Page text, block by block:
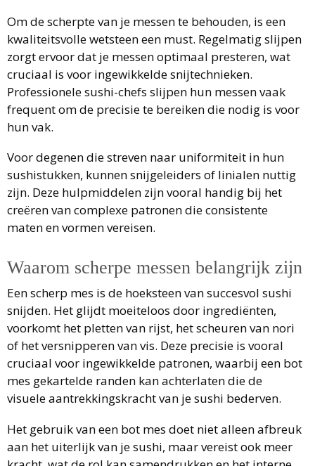
Om de scherpte van je messen te behouden, is een
kwaliteitsvolle wetsteen een must. Regelmatig slijpen
zorgt ervoor dat je messen optimaal presteren, wat
cruciaal is voor ingewikkelde snijtechnieken.
Professionele sushi-chefs slijpen hun messen vaak
frequent om de precisie te bereiken die nodig is voor
hun vak.
Voor degenen die streven naar uniformiteit in hun
sushistukken, kunnen snijgeleiders of linialen nuttig
zijn. Deze hulpmiddelen zijn vooral handig bij het
creëren van complexe patronen die consistente
maten en vormen vereisen.
Waarom scherpe messen belangrijk zijn
Een scherp mes is de hoeksteen van succesvol sushi
snijden. Het glijdt moeiteloos door ingrediënten,
voorkomt het pletten van rijst, het scheuren van nori
of het versnipperen van vis. Deze precisie is vooral
cruciaal voor ingewikkelde patronen, waarbij een bot
mes gekartelde randen kan achterlaten die de
visuele aantrekkingskracht van je sushi bederven.
Het gebruik van een bot mes doet niet alleen afbreuk
aan het uiterlijk van je sushi, maar vereist ook meer